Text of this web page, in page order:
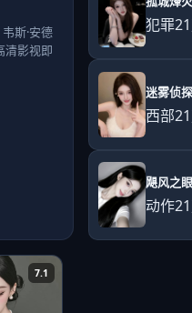
斯·安德
清影视即
犯罪
迷雾侦探
西部
飓风之眼
动作
7.1